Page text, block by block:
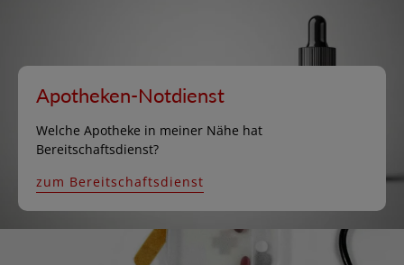
Apotheken-Notdienst
Welche Apotheke in meiner Nähe hat
Bereitschaftsdienst?
zum Bereitschaftsdienst